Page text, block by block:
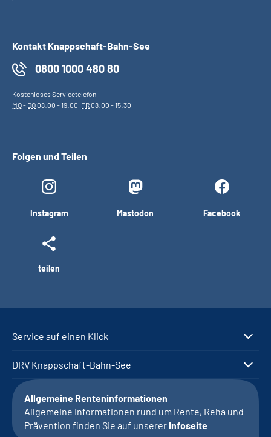
Kontakt Knappschaft-Bahn-See
0800 1000 480 80
Kostenloses Servicetelefon
MO- DO08:00 - 19:00, FR08:00 - 15:30
Folgen und Teilen
Instagram Mastodon Facebook
teilen
Service auf einen Klick
DRV Knappschaft-Bahn-See
Allgemeine Renteninformationen
Allgemeine Informationen rund um Rente, Reha und
Prävention finden Sie auf unserer Infoseite